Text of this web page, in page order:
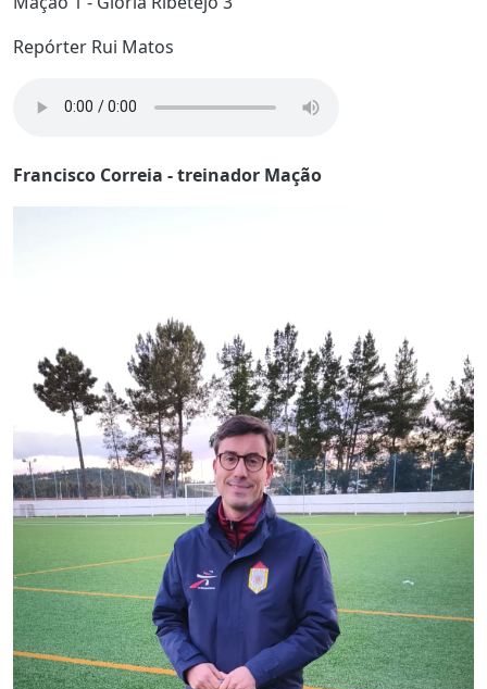
Repórter Rui Matos
Francisco Correia - treinador Mação